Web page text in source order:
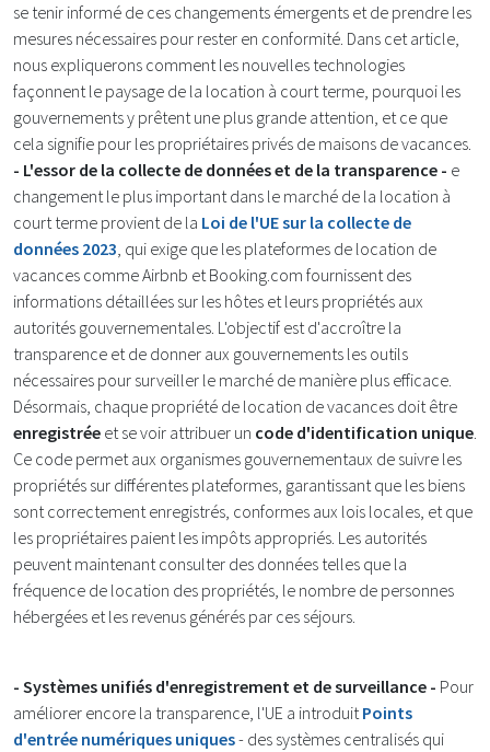
se tenir informé de ces changements émergents et de prendre les
mesures nécessaires pour rester en conformité. Dans cet article,
nous expliquerons comment les nouvelles technologies
façonnent le paysage de la location à court terme, pourquoi les
gouvernements y prêtent une plus grande attention, et ce que
cela signifie pour les propriétaires privés de maisons de vacances.
- L'essor de la collecte de données et de la transparence - e
changement le plus important dans le marché de la location à
court terme provient de la Loi de l'UE sur la collecte de
données 2023, qui exige que les plateformes de location de
vacances comme Airbnb et Booking.com fournissent des
informations détaillées sur les hôtes et leurs propriétés aux
autorités gouvernementales. L'objectif est d'accroître la
transparence et de donner aux gouvernements les outils
nécessaires pour surveiller le marché de manière plus efficace.
Désormais, chaque propriété de location de vacances doit être
enregistrée et se voir attribuer un code d'identification unique.
Ce code permet aux organismes gouvernementaux de suivre les
propriétés sur différentes plateformes, garantissant que les biens
sont correctement enregistrés, conformes aux lois locales, et que
les propriétaires paient les impôts appropriés. Les autorités
peuvent maintenant consulter des données telles que la
fréquence de location des propriétés, le nombre de personnes
hébergées et les revenus générés par ces séjours​.
- Systèmes unifiés d'enregistrement et de surveillance - Pour
améliorer encore la transparence, l'UE a introduitPoints
d'entrée numériques uniques- des systèmes centralisés qui